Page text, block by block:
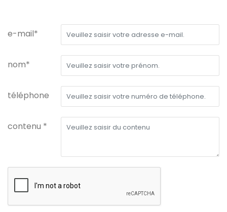
e-mail*
nom*
téléphone
contenu *